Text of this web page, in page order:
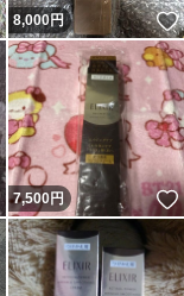
いいね！
8,000円
いいね！
7,500円